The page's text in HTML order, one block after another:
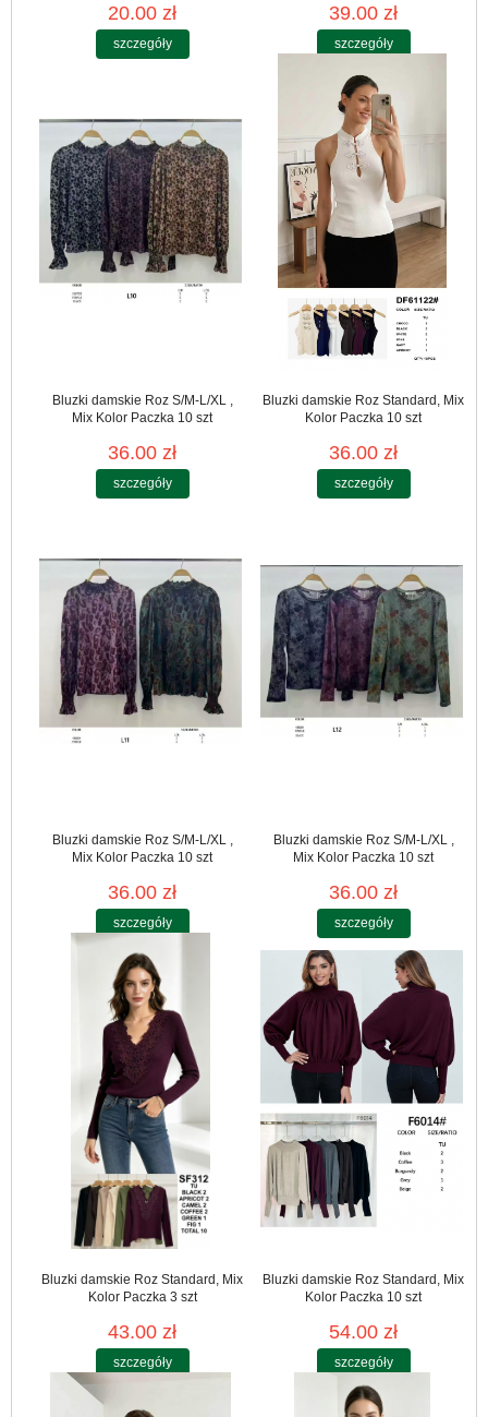
20.00 zł
szczegóły
39.00 zł
szczegóły
Bluzki damskie Roz S/M-L/XL ,
Mix Kolor Paczka 10 szt
36.00 zł
szczegóły
Bluzki damskie Roz Standard, Mix
Kolor Paczka 10 szt
36.00 zł
szczegóły
Bluzki damskie Roz S/M-L/XL ,
Mix Kolor Paczka 10 szt
36.00 zł
szczegóły
Bluzki damskie Roz S/M-L/XL ,
Mix Kolor Paczka 10 szt
36.00 zł
szczegóły
Bluzki damskie Roz Standard, Mix
Kolor Paczka 3 szt
43.00 zł
szczegóły
Bluzki damskie Roz Standard, Mix
Kolor Paczka 10 szt
54.00 zł
szczegóły